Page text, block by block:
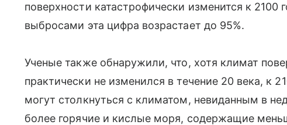
поверхности катастрофически изменится к 2100
выбросами эта цифра возрастает до 95%.
Ученые также обнаружили, что, хотя климат
практически не изменился в течение 20 века, к
могут столкнуться с климатом, невиданным в
более горячие и кислые моря, содержащие